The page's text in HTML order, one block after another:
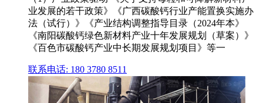
业发展的若干政策》《广西碳酸钙行业产能置换实施办
法（试行）》《产业结构调整指导目录（2024年本》
《南阳碳酸钙绿色新材料产业十年发展规划（草案）》
《百色市碳酸钙产业中长期发展规划项目》等一
联系电话: 180 3780 8511